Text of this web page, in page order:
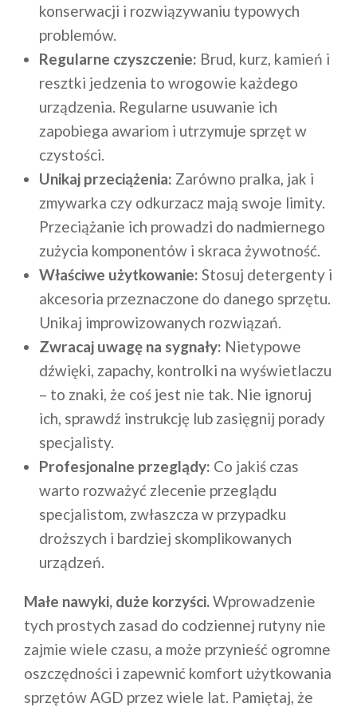
konserwacji i rozwiązywaniu typowych
problemów.
Regularne czyszczenie: Brud, kurz, kamień i
resztki jedzenia to wrogowie każdego
urządzenia. Regularne usuwanie ich
zapobiega awariom i utrzymuje sprzęt w
czystości.
Unikaj przeciążenia: Zarówno pralka, jak i
zmywarka czy odkurzacz mają swoje limity.
Przeciążanie ich prowadzi do nadmiernego
zużycia komponentów i skraca żywotność.
Właściwe użytkowanie: Stosuj detergenty i
akcesoria przeznaczone do danego sprzętu.
Unikaj improwizowanych rozwiązań.
Zwracaj uwagę na sygnały: Nietypowe
dźwięki, zapachy, kontrolki na wyświetlaczu
– to znaki, że coś jest nie tak. Nie ignoruj
ich, sprawdź instrukcję lub zasięgnij porady
specjalisty.
Profesjonalne przeglądy: Co jakiś czas
warto rozważyć zlecenie przeglądu
specjalistom, zwłaszcza w przypadku
droższych i bardziej skomplikowanych
urządzeń.
Małe nawyki, duże korzyści.Wprowadzenie
tych prostych zasad do codziennej rutyny nie
zajmie wiele czasu, a może przynieść ogromne
oszczędności i zapewnić komfort użytkowania
sprzętów AGD przez wiele lat. Pamiętaj, że